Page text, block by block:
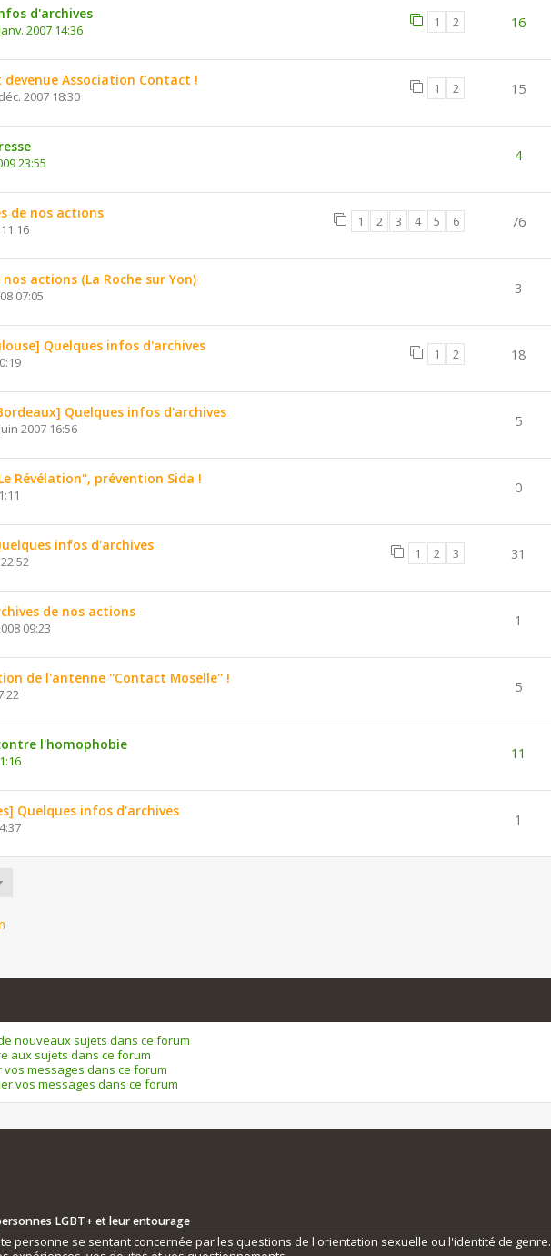
d'archives
2007 14:36 1 2 16
Association Contact !
2007 18:30 1 2 15
23:55 4
de nos actions 1 2 3 4 5 6 76
actions (La Roche sur Yon)
07:05 3
Quelques infos d'archives 1 2 18
Quelques infos d'archives
2007 16:56 5
Révélation'', prévention Sida !
0
infos d'archives 1 2 3 31
de nos actions
09:23 1
de l'antenne ''Contact Moselle'' !
5
l'homophobie
11
Quelques infos d'archives
1
nouveaux sujets dans ce forum
aux sujets dans ce forum
messages dans ce forum
vos messages dans ce forum
LGBT+ et leur entourage
personne se sentant concernée par les questions de l'orientation sexuelle ou l'identité de genre.